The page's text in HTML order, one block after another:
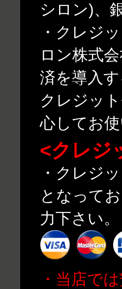
シロン)、
・クレジ
ロン株式
済を導入
クレジッ
心してお使
<クレジ
・クレジ
となって
力下さい。
・当店で